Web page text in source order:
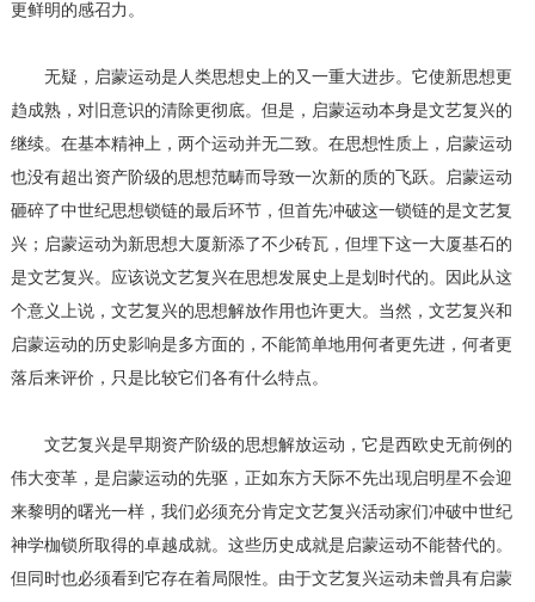
更鲜明的感召力。
无疑，启蒙运动是人类思想史上的又一重大进步。它使新思想更
趋成熟，对旧意识的清除更彻底。但是，启蒙运动本身是文艺复兴的
继续。在基本精神上，两个运动并无二致。在思想性质上，启蒙运动
也没有超出资产阶级的思想范畴而导致一次新的质的飞跃。启蒙运动
砸碎了中世纪思想锁链的最后环节，但首先冲破这一锁链的是文艺复
兴；启蒙运动为新思想大厦新添了不少砖瓦，但埋下这一大厦基石的
是文艺复兴。应该说文艺复兴在思想发展史上是划时代的。因此从这
个意义上说，文艺复兴的思想解放作用也许更大。当然，文艺复兴和
启蒙运动的历史影响是多方面的，不能简单地用何者更先进，何者更
落后来评价，只是比较它们各有什么特点。
文艺复兴是早期资产阶级的思想解放运动，它是西欧史无前例的
伟大变革，是启蒙运动的先驱，正如东方天际不先出现启明星不会迎
来黎明的曙光一样，我们必须充分肯定文艺复兴活动家们冲破中世纪
神学枷锁所取得的卓越成就。这些历史成就是启蒙运动不能替代的。
但同时也必须看到它存在着局限性。由于文艺复兴运动未曾具有启蒙